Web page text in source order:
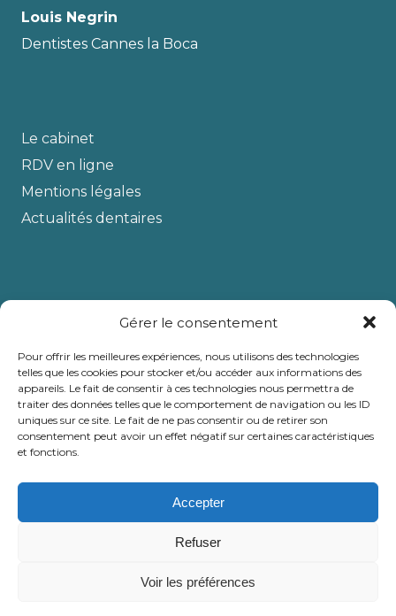
Gérer le consentement
Pour offrir les meilleures expériences, nous utilisons des technologies
telles que les cookies pour stocker et/ou accéder aux informations des
appareils. Le fait de consentir à ces technologies nous permettra de
traiter des données telles que le comportement de navigation ou les ID
uniques sur ce site. Le fait de ne pas consentir ou de retirer son
consentement peut avoir un effet négatif sur certaines caractéristiques
et fonctions.
Accepter
Refuser
Voir les préférences
Louis Negrin
Dentistes Cannes la Boca
Le cabinet
RDV en ligne
Mentions légales
Actualités dentaires
Urgence dentaire
Esthétique dentaire
Chirurgie dentaire